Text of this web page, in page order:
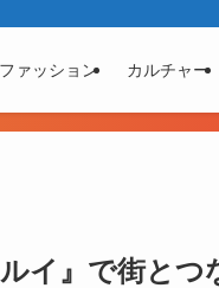
ファッション カルチャー
イ』で街とつ